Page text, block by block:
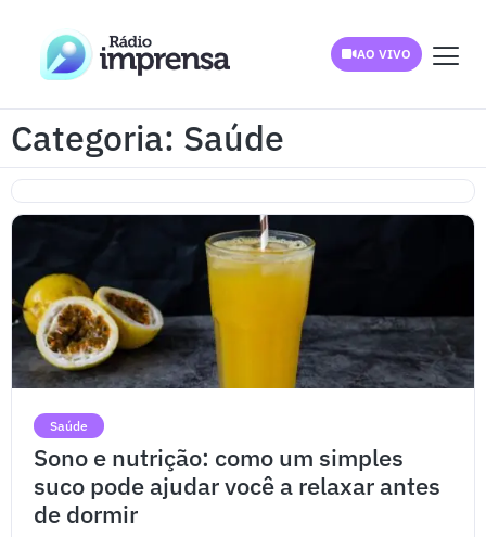
AO VIVO
Categoria: Saúde
Saúde
Sono e nutrição: como um simples
suco pode ajudar você a relaxar antes
de dormir